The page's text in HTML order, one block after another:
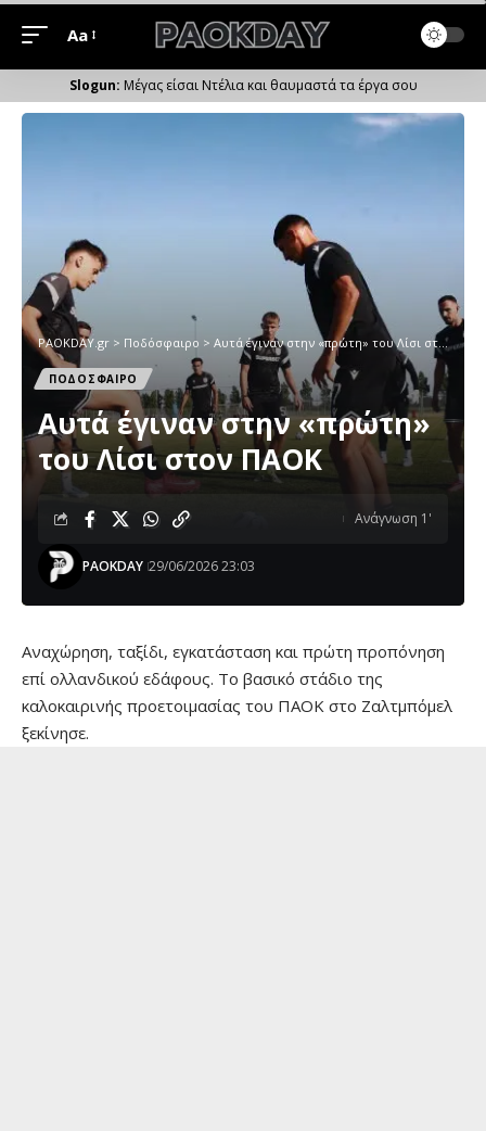
Μέγεθος
Γραμματοσειράς
Aa
Μέγας είσαι Ντέλια και θαυμαστά τα έργα σου
PAOKDAY.gr > Ποδόσφαιρο > Αυτά έγιναν στην «πρώτη» του Λίσι στον ΠΑΟΚ
ΠΟΔΟΣΦΑΙΡΟ
Αυτά έγιναν στην «πρώτη»
του Λίσι στον ΠΑΟΚ
PAOKDAY 29/06/2026 23:03
Ανάγνωση 1'
Αναχώρηση, ταξίδι, εγκατάσταση και πρώτη προπόνηση
επί ολλανδικού εδάφους. Το βασικό στάδιο της
καλοκαιρινής προετοιμασίας του ΠΑΟΚ στο Ζαλτμπόμελ
ξεκίνησε.